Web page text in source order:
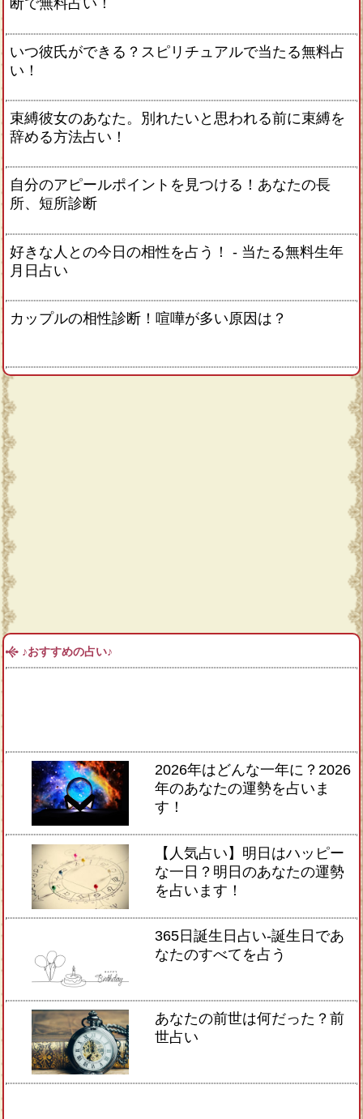
断で無料占い！
いつ彼氏ができる？スピリチュアルで当たる無料占
い！
束縛彼女のあなた。別れたいと思われる前に束縛を
辞める方法占い！
自分のアピールポイントを見つける！あなたの長
所、短所診断
好きな人との今日の相性を占う！ ‐ 当たる無料生年
月日占い
カップルの相性診断！喧嘩が多い原因は？
♪おすすめの占い♪
2026年はどんな一年に？2026
年のあなたの運勢を占いま
す！
【人気占い】明日はハッピー
な一日？明日のあなたの運勢
を占います！
365日誕生日占い-誕生日であ
なたのすべてを占う
あなたの前世は何だった？前
世占い